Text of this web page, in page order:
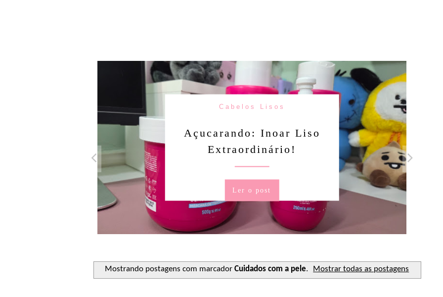
Cabelos Lisos
Açucarando: Inoar Liso
Extraordinário!
Ler o post
Mostrando postagens com marcador Cuidados com a pele. Mostrar todas as postagens